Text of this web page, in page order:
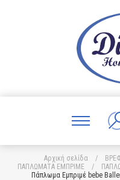
Αρχική σελίδα /
ΠΑΠΛΩΜΑΤΑ ΕΜΠΡΙΜΕ
/
Πάπλωμα Εμπριμέ bebe